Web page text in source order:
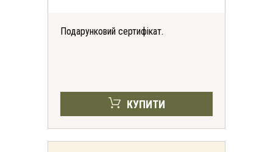
Подарунковий сертифікат.
КУПИТИ